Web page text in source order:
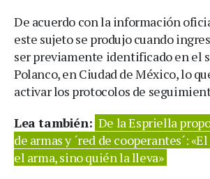
De acuerdo con la información
este sujeto se produjo cuando
ser previamente identificado en el
Polanco, en Ciudad de México, lo
activar los protocolos de
Lea también: De la Espriella
de armas y ´red de cooperantes´:
el arma, sino quién la lleva»